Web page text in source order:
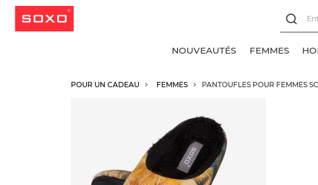
NOUVEAUTÉS FEMMES
POUR UN CADEAU FEMMES PANTOUFLES POUR FEMMES